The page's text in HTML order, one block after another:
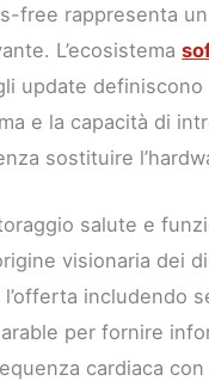
free rappresenta
L’ecosistema
update definiscono
e la capacità di
sostituire
salute e
visionaria dei
includendo
per fornire
cardiaca